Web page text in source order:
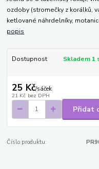
ozdoby (stromečky z korálků,
ketlované náhrdelníky,
popis
Dostupnost Skladem 1
25 Kč/sáček
21 Kč bez DPH
Přidat
Číslo produktu: